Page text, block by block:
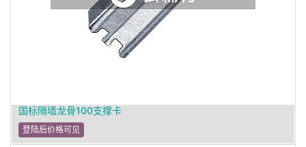
国标隔墙龙骨100支撑卡
登陆后价格可见